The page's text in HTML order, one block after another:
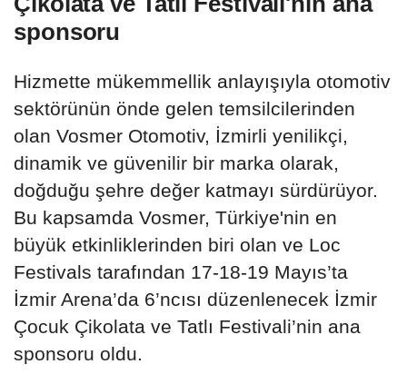
sponsoru
Hizmette mükemmellik anlayışıyla otomotiv
sektörünün önde gelen temsilcilerinden
olan Vosmer Otomotiv, İzmirli yenilikçi,
dinamik ve güvenilir bir marka olarak,
doğduğu şehre değer katmayı sürdürüyor.
Bu kapsamda Vosmer, Türkiye'nin en
büyük etkinliklerinden biri olan ve Loc
Festivals tarafından 17-18-19 Mayıs’ta
İzmir Arena’da 6’ncısı düzenlenecek İzmir
Çocuk Çikolata ve Tatlı Festivali’nin ana
sponsoru oldu.